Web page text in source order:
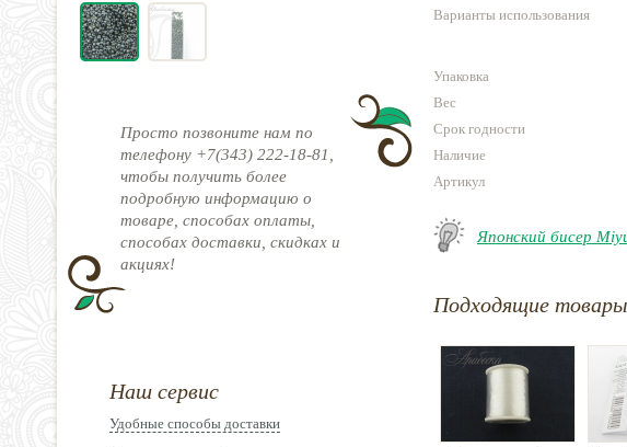
Просто позвоните нам по
телефону +7(343) 222-18-81,
чтобы получить более
подробную информацию о
товаре, способах оплаты,
способах доставки, скидках и
акциях!
Наш сервис
Удобные способы доставки
Варианты использования
Упаковка
Вес
Срок годности
Наличие
Артикул
Японский бисер
Подходящие товары